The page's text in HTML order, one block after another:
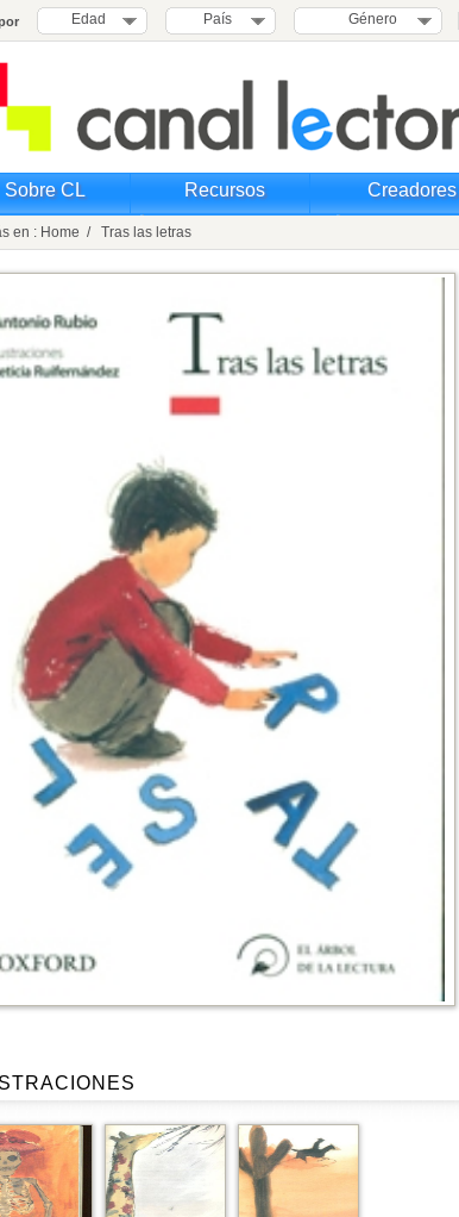
Edad País Género
Sobre CL Recursos Creadores
en : Home / Tras las letras